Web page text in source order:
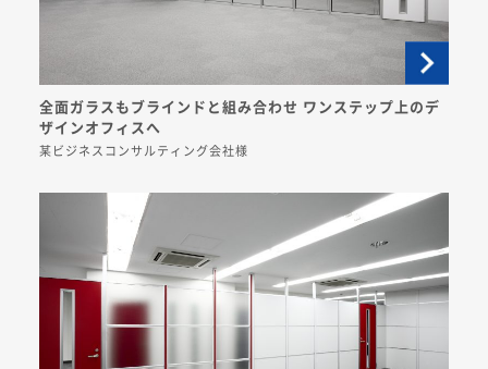
全面ガラスもブラインドと組み合わせ ワンステップ上のデ
ザインオフィスへ
某ビジネスコンサルティング会社様